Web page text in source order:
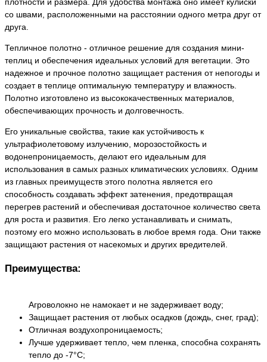
со швами, расположенными на расстоянии одного метра друг от
друга.
Тепличное полотно - отличное решение для создания мини-
теплиц и обеспечения идеальных условий для вегетации. Это
надежное и прочное полотно защищает растения от непогоды и
создает в теплице оптимальную температуру и влажность.
Полотно изготовлено из высококачественных материалов,
обеспечивающих прочность и долговечность.
Его уникальные свойства, такие как устойчивость к
ультрафиолетовому излучению, морозостойкость и
водонепроницаемость, делают его идеальным для
использования в самых разных климатических условиях. Одним
из главных преимуществ этого полотна является его
способность создавать эффект затенения, предотвращая
перегрев растений и обеспечивая достаточное количество света
для роста и развития. Его легко устанавливать и снимать,
поэтому его можно использовать в любое время года. Они также
защищают растения от насекомых и других вредителей.
Преимущества:
Агроволокно не намокает и не задерживает воду;
Защищает растения от любых осадков (дождь, снег, град);
Отличная воздухопроницаемость;
Лучше удерживает тепло, чем пленка, способна сохранять
тепло до -7°C;